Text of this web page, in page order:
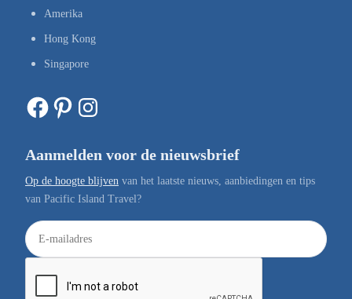
Amerika
Hong Kong
Singapore
Facebook Pinterest Instagram
Aanmelden voor de nieuwsbrief
Op de hoogte blijven van het laatste nieuws, aanbiedingen en tips
van Pacific Island Travel?
E
-